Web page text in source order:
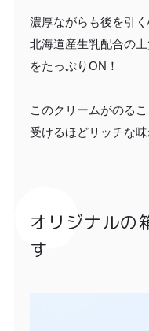
濃厚ながらも後を引
北海道産生乳配合の
をたっぷりON！
このクリームがのる
受けるほどリッチな
オリジナルの
す